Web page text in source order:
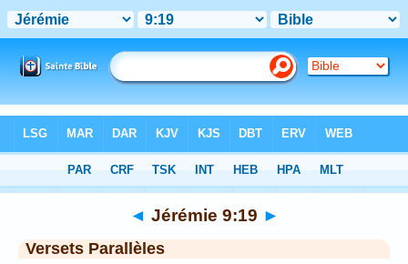
Chapitre 9> Verset 19
◄ Jérémie 9:19 ►
Versets Parallèles